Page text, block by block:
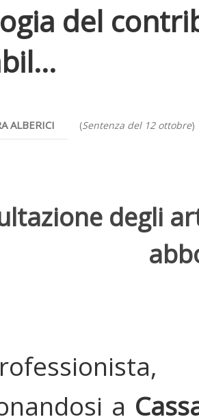
del
ALBERICI (Sentenza del 12 ottobre)
degli
a